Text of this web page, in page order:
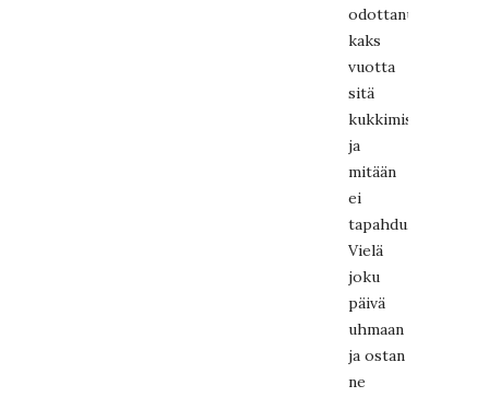
odottanu
kaks
vuotta
sitä
kukkimista
ja
mitään
ei
tapahdu.
Vielä
joku
päivä
uhmaan
ja ostan
ne